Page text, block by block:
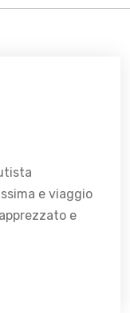
e viaggio
e